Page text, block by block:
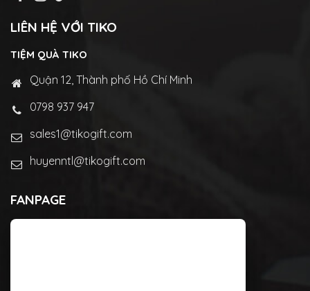
LIÊN HỆ VỚI TIKO
TIỆM QUÀ TIKO
Quận 12, Thành phố Hồ Chí Minh
0798 937 947
sales1@tikogift.com
huyenntl@tikogift.com
FANPAGE